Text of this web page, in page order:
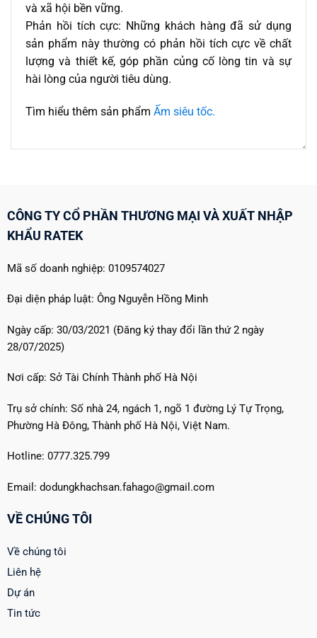
và xã hội bền vững.
Phản hồi tích cực: Những khách hàng đã sử dụng
sản phẩm này thường có phản hồi tích cực về chất
lượng và thiết kế, góp phần củng cố lòng tin và sự
hài lòng của người tiêu dùng.
Tìm hiểu thêm sản phẩm Ấm siêu tốc.
CÔNG TY CỔ PHẦN THƯƠNG MẠI VÀ XUẤT NHẬP
KHẨU RATEK
Mã số doanh nghiệp: 0109574027
Đại diện pháp luật: Ông Nguyễn Hồng Minh
Ngày cấp: 30/03/2021 (Đăng ký thay đổi lần thứ 2 ngày
28/07/2025)
Nơi cấp: Sở Tài Chính Thành phố Hà Nội
Trụ sở chính: Số nhà 24, ngách 1, ngõ 1 đường Lý Tự Trọng,
Phường Hà Đông, Thành phố Hà Nội, Việt Nam.
Hotline: 0777.325.799
Email: dodungkhachsan.fahago@gmail.com
VỀ CHÚNG TÔI
Về chúng tôi
Liên hệ
Dự án
Tin tức